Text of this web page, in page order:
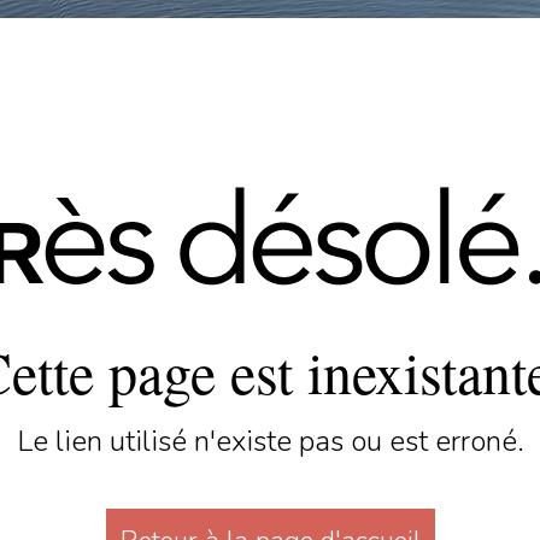
page est
Le lien utilisé n'existe pas ou est erroné.